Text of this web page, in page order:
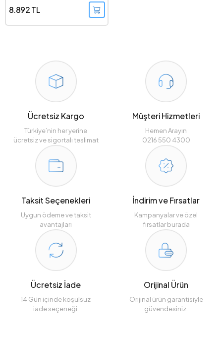
8.892 TL
Ücretsiz Kargo
Türkiye’nin her yerine
ücretsiz ve sigortalı teslimat
Müşteri Hizmetleri
Hemen Arayın
0216 550 4300
Taksit Seçenekleri
Uygun ödeme ve taksit
avantajları
İndirim ve Fırsatlar
Kampanyalar ve özel
fırsatlar burada
Ücretsiz İade
14 Gün içinde koşulsuz
iade seçeneği.
Orijinal Ürün
Orijinal ürün garantisiyle
güvendesiniz.